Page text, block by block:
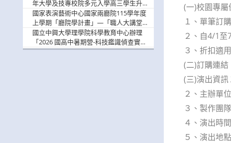
(一)校園專屬
１、單筆訂
２、自4/1至
３、折扣適
(二)訂購連
(三)演出資
２、主辦單
３、製作團
４、演出時
５、演出地
年大學及技專校院多元入學高三學生升學
輔導家長說明會」
國家表演藝術中心國家兩廳院115學年度
上學期「廳院學計畫」—「職人大講堂」
及「一日體驗課程」，鼓勵踴躍報名參
與。
國立中興大學理學院科學教育中心辦理
「2026 國高中暑期營-科技鑑識偵查實戰
營」活動資訊，鼓勵學生踴躍報名參加。